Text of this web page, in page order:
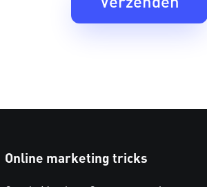
Online marketing tricks